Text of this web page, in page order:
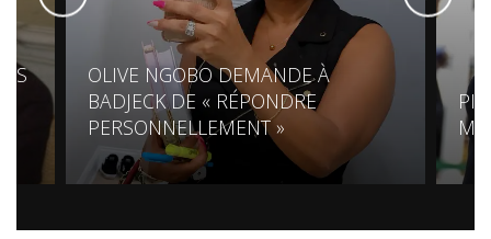
OLIVE NGOBO DEMANDE À
BADJECK DE « RÉPONDRE
PERSONNELLEMENT »